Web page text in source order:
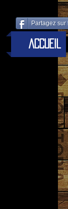
ACCUEIL
Partagez sur